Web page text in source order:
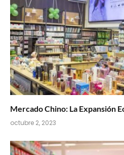
Mercado Chino: La Expansión
octubre 2, 2023